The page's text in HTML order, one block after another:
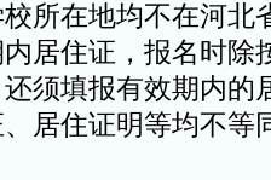
校所在地均不在河
居住证，报名时除
须填报有效期内的
居住证明等均不等